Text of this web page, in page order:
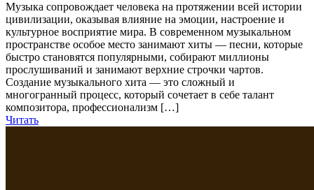
Музыка сопровождает человека на протяжении всей истории
цивилизации, оказывая влияние на эмоции, настроение и
культурное восприятие мира. В современном музыкальном
пространстве особое место занимают хиты — песни, которые
быстро становятся популярными, собирают миллионы
прослушиваний и занимают верхние строчки чартов.
Создание музыкального хита — это сложный и
многогранный процесс, который сочетает в себе талант
композитора, профессионализм […]
Читать